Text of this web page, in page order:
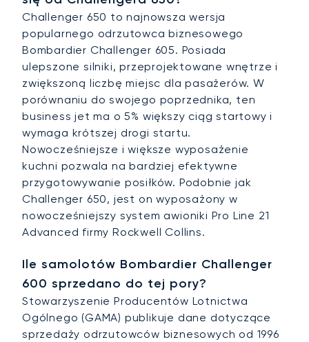
Challenger 650 to najnowsza wersja
popularnego odrzutowca biznesowego
Bombardier Challenger 605. Posiada
ulepszone silniki, przeprojektowane wnętrze i
zwiększoną liczbę miejsc dla pasażerów. W
porównaniu do swojego poprzednika, ten
business jet ma o 5% większy ciąg startowy i
wymaga krótszej drogi startu.
Nowocześniejsze i większe wyposażenie
kuchni pozwala na bardziej efektywne
przygotowywanie posiłków. Podobnie jak
Challenger 650, jest on wyposażony w
nowocześniejszy system awioniki Pro Line 21
Advanced firmy Rockwell Collins.
Ile samolotów Bombardier Challenger
600 sprzedano do tej pory?
Stowarzyszenie Producentów Lotnictwa
Ogólnego (GAMA) publikuje dane dotyczące
sprzedaży odrzutowców biznesowych od 1996